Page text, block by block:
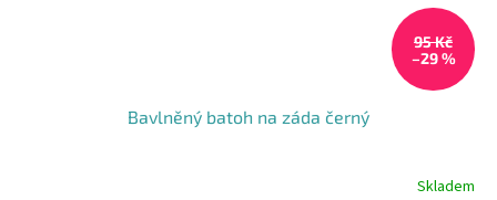
95 Kč
–29 %
Bavlněný batoh na záda černý
Skladem